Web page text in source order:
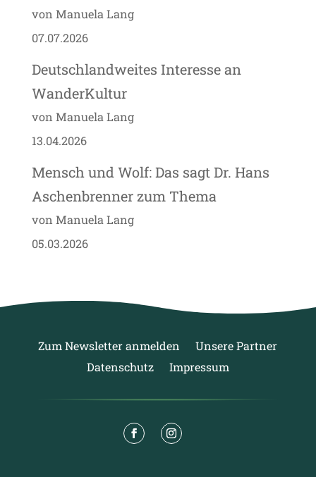
von Manuela Lang
07.07.2026
Deutschlandweites Interesse an
WanderKultur
von Manuela Lang
13.04.2026
Mensch und Wolf: Das sagt Dr. Hans
Aschenbrenner zum Thema
von Manuela Lang
05.03.2026
Zum Newsletter anmelden
Unsere Partner
Datenschutz
Impressum